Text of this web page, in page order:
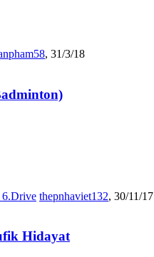
, 31/3/18
6.Drive thepnhaviet132, 30/11/17
Hidayat